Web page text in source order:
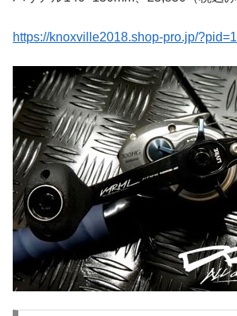
https://knoxville2018.shop-pro.jp/